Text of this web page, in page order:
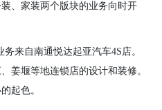
、家装两个版块的业务向时开
务来自南通悦达起亚汽车4S店。
姜堰等地连锁店的设计和装修。
起色。